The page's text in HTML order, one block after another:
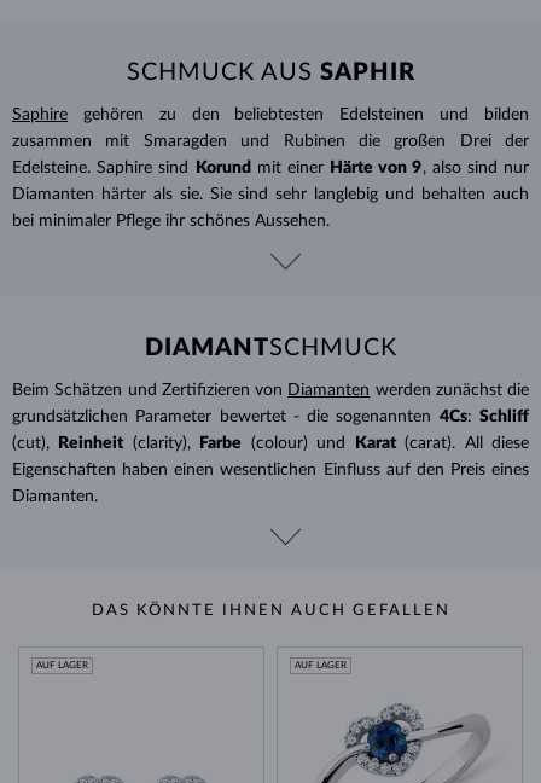
SCHMUCK AUS SAPHIR
Saphire gehören zu den beliebtesten Edelsteinen und bilden
zusammen mit Smaragden und Rubinen die großen Drei der
Edelsteine. Saphire sind
Korund mit einer Härte von 9, also sind nur
Diamanten härter als sie. Sie sind sehr langlebig und behalten auch
bei minimaler Pflege ihr schönes Aussehen.
DIAMANTSCHMUCK
Beim Schätzen und Zertifizieren von Diamanten werden zunächst die
grundsätzlichen Parameter bewertet - die sogenannten 4Cs: Schliff
(cut),
Reinheit (clarity), Farbe (colour) und Karat (carat). All diese
Eigenschaften haben einen wesentlichen Einfluss auf den Preis eines
Diamanten.
DAS KÖNNTE IHNEN AUCH GEFALLEN
AUF LAGER AUF LAGER